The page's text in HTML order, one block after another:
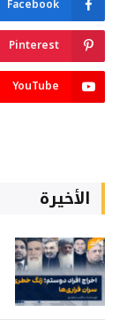
Facebook
Pinterest
YouTube
الأخيرة